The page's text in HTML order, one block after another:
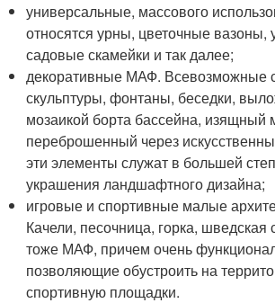
универсальные, массового
относятся урны, цветочные
садовые скамейки и так далее;
декоративные МАФ. Всевозможные
скульптуры, фонтаны, беседки,
мозаикой борта бассейна, изящный
переброшенный через
эти элементы служат в большей
украшения ландшафтного дизайна;
игровые и спортивные малые
Качели, песочница, горка, шведская
тоже МАФ, причем очень
позволяющие обустроить на
спортивную площадки.